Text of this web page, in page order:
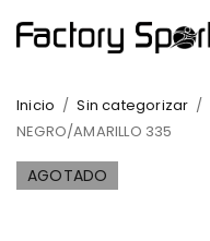
Inicio / Sin categorizar /
NEGRO/AMARILLO 335
AGOTADO